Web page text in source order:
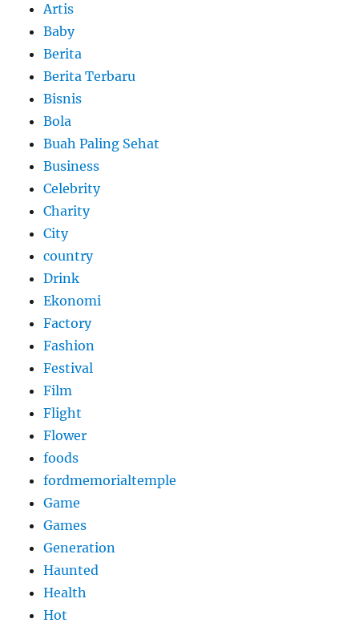
Artis
Baby
Berita
Berita Terbaru
Bisnis
Bola
Buah Paling Sehat
Business
Celebrity
Charity
City
country
Drink
Ekonomi
Factory
Fashion
Festival
Film
Flight
Flower
foods
fordmemorialtemple
Game
Games
Generation
Haunted
Health
Hot